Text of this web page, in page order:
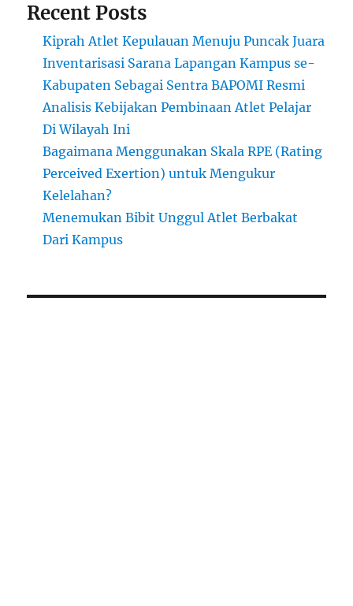
Recent Posts
Kiprah Atlet Kepulauan Menuju Puncak Juara
Inventarisasi Sarana Lapangan Kampus se-
Kabupaten Sebagai Sentra BAPOMI Resmi
Analisis Kebijakan Pembinaan Atlet Pelajar
Di Wilayah Ini
Bagaimana Menggunakan Skala RPE (Rating
Perceived Exertion) untuk Mengukur
Kelelahan?
Menemukan Bibit Unggul Atlet Berbakat
Dari Kampus